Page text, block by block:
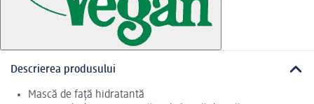
Descrierea produsului
Mască de față hidratantă